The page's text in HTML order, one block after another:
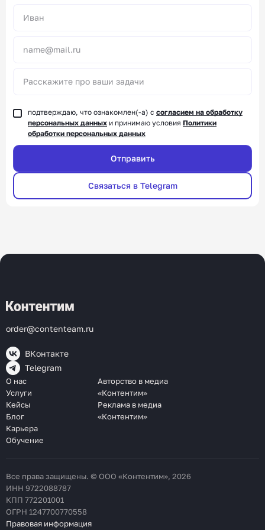
подтверждаю, что ознакомлен(-а) с согласием на обработку
персональных данных и принимаю условия Политики
обработки персональных данных
Связаться в Telegram
order@contenteam.ru
ВКонтакте
Telegram
О нас
Услуги
Кейсы
Блог
Карьера
Обучение
Авторство в медиа
«Контентим»
Реклама в медиа
«Контентим»
Все права защищены. © ООО «Контентим», 2026
ИНН 9722088787
КПП 772201001
ОГРН 1247700770558
Правовая информация